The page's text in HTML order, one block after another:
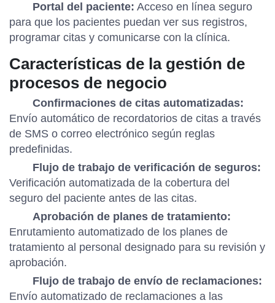
Portal del paciente: Acceso en línea seguro
para que los pacientes puedan ver sus registros,
programar citas y comunicarse con la clínica.
Características de la gestión de
procesos de negocio
Confirmaciones de citas automatizadas:
Envío automático de recordatorios de citas a través
de SMS o correo electrónico según reglas
predefinidas.
Flujo de trabajo de verificación de seguros:
Verificación automatizada de la cobertura del
seguro del paciente antes de las citas.
Aprobación de planes de tratamiento:
Enrutamiento automatizado de los planes de
tratamiento al personal designado para su revisión y
aprobación.
Flujo de trabajo de envío de reclamaciones:
Envío automatizado de reclamaciones a las